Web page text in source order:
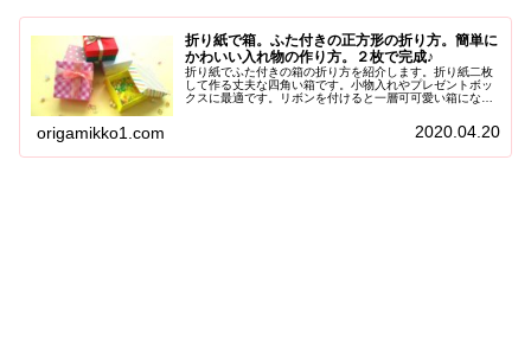
折り紙で箱。ふた付きの正方形の折り方。簡単に
かわいい入れ物の作り方。２枚で完成♪
折り紙でふた付きの箱の折り方を紹介します。折り紙二枚
して作る丈夫な四角い箱です。小物入れやプレゼントボッ
クスに最適です。リボンを付けると一層可可愛い箱になり
origamikko1.com 2020.04.20